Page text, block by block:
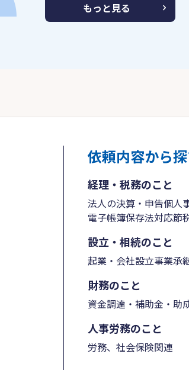
もっと見る
依頼内容から
経理・税務のこと
法人の決算・申告個人
電子帳簿保存法対応節
設立・相続のこと
起業・会社設立事業承
財務のこと
資金調達・補助金・助
人事労務のこと
労務、社会保険関連